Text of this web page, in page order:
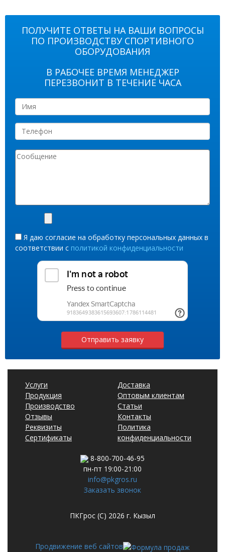
ПОЛУЧИТЕ ОТВЕТЫ НА ВАШИ ВОПРОСЫ
ПО ПРОИЗВОДСТВУ СПОРТИВНОГО
ОБОРУДОВАНИЯ
В РАБОЧЕЕ ВРЕМЯ МЕНЕДЖЕР
ПЕРЕЗВОНИТ В ТЕЧЕНИЕ ЧАСА
Я даю согласие на обработку персональных данных в
соответствии с политикой конфиденциальности
Отправить заявку
Услуги
Продукция
Производство
Отзывы
Реквизиты
Сертификаты
Доставка
Оптовым клиентам
Статьи
Контакты
Политика
конфиденциальности
8-800-700-46-95
пн-пт 19:00-21:00
info@pkgros.ru
Заказать звонок
ПКГрос (С) 2026 г. Кызыл
Продвижение веб сайтов